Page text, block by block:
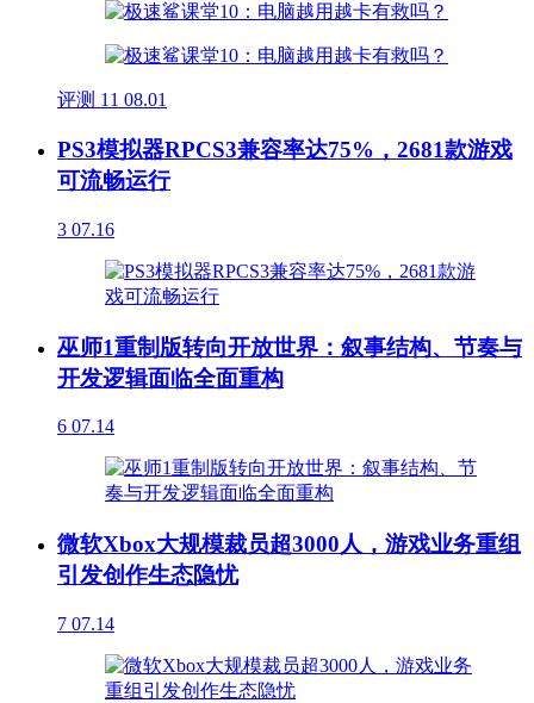
评测 11 08.01
PS3模拟器RPCS3兼容率达75%，2681款游戏
可流畅运行
3 07.16
巫师1重制版转向开放世界：叙事结构、节奏与
开发逻辑面临全面重构
6 07.14
微软Xbox大规模裁员超3000人，游戏业务重组
引发创作生态隐忧
7 07.14